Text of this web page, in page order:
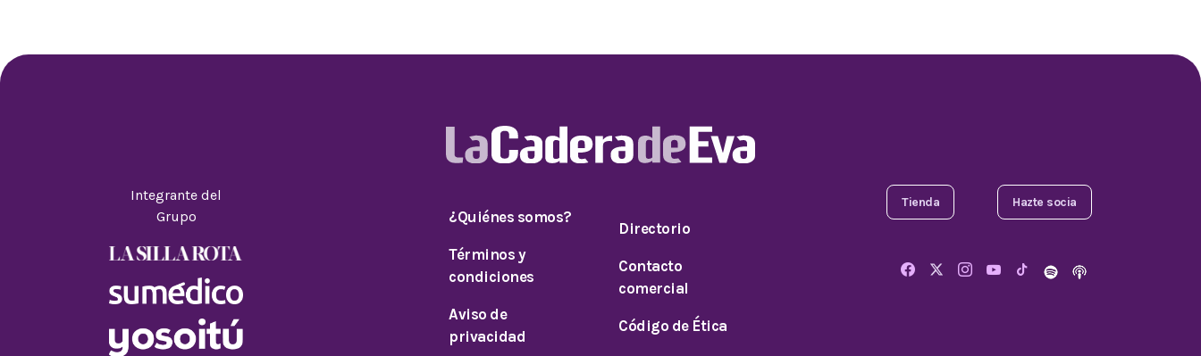
Integrante del
Grupo
¿Quiénes somos?
Términos y
condiciones
Aviso de
privacidad
Directorio
Contacto
comercial
Código de Ética
Tienda Hazte socia